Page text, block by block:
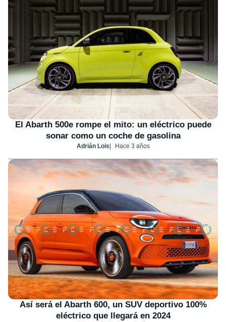
El Abarth 500e rompe el mito: un eléctrico puede
sonar como un coche de gasolina
Adrián Lois Hace 3 años
Así será el Abarth 600, un SUV deportivo 100%
eléctrico que llegará en 2024